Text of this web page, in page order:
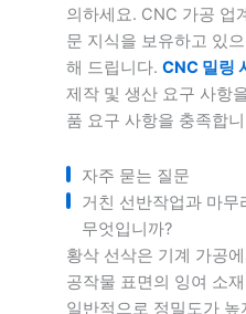
의하세요. CNC 가공 업
문 지식을 보유하고 있
해 드립니다. CNC 밀링
제작 및 생산 요구 사항
품 요구 사항을 충족합
자주 묻는 질문
거친 선반작업과 마
무엇입니까?
황삭 선삭은 기계 가공
공작물 표면의 잉여 소
일반적으로 정밀도가